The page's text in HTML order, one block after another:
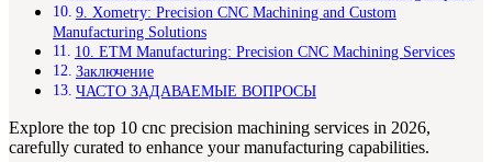
9. Xometry: Precision CNC Machining and Custom
Manufacturing Solutions
10. ETM Manufacturing: Precision CNC Machining Services
Заключение
ЧАСТО ЗАДАВАЕМЫЕ ВОПРОСЫ
Explore the top 10 cnc precision machining services in 2026,
carefully curated to enhance your manufacturing capabilities.